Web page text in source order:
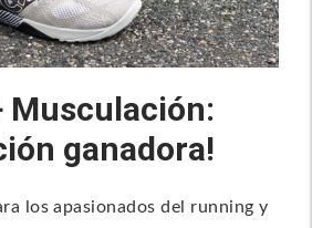
Musculación:
ganadora!
los apasionados del running y